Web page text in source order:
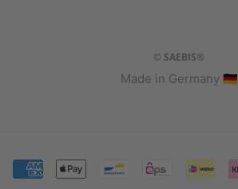
© SAEBIS®
Made in Germany 🇩🇪